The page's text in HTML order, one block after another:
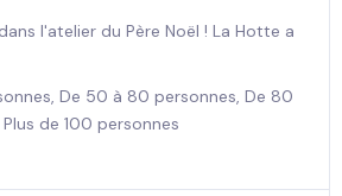
l'atelier du Père Noël ! La Hotte a
De 50 à 80 personnes, De 80
de 100 personnes